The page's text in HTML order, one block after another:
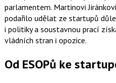
parlamentem. Martinovi
podařilo udělat ze startupů
i politiky a soustavnou prací
vládních stran i opozice.
Od ESOPů ke